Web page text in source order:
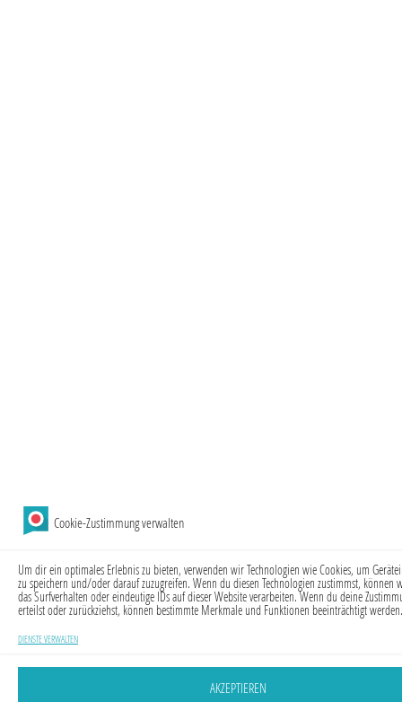
Cookie-Zustimmung verwalten
Um dir ein optimales Erlebnis zu bieten, verwenden wir Technologien wie Cookies, um
zu speichern und/oder darauf zuzugreifen. Wenn du diesen Technologien zustimmst, können
das Surfverhalten oder eindeutige IDs auf dieser Website verarbeiten. Wenn du deine
erteilst oder zurückziehst, können bestimmte Merkmale und Funktionen beeinträchtigt werden.
DIENSTE VERWALTEN
AKZEPTIEREN